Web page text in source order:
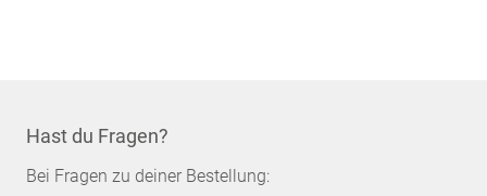
Hast du Fragen?
Bei Fragen zu deiner Bestellung: